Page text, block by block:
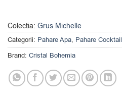
Colectia: Grus Michelle
Categorii: Pahare Apa, Pahare Cocktail
Brand: Cristal Bohemia